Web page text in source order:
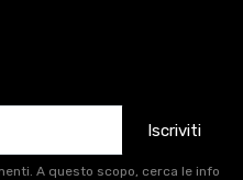
Iscriviti
A questo scopo, cerca le info